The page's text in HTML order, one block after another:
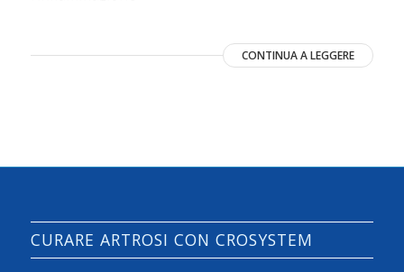
CONTINUA A LEGGERE
CURARE ARTROSI CON CROSYSTEM